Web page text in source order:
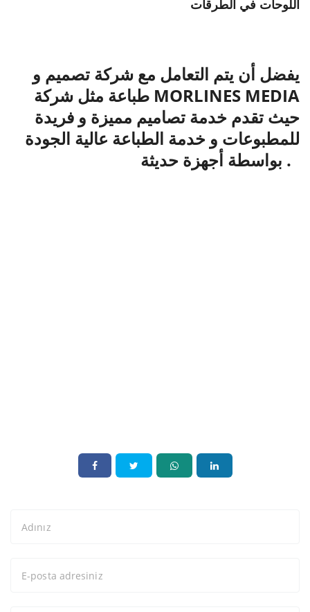
اللوحات في الطرقات
يفضل أن يتم التعامل مع شركة تصميم و
طباعة مثل شركة MORLINES MEDIA
حيث تقدم خدمة تصاميم مميزة و فريدة
للمطبوعات و خدمة الطباعة عالية الجودة
بواسطة أجهزة حديثة .